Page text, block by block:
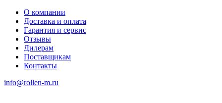
О компании
Доставка и оплата
Гарантия и сервис
Отзывы
Дилерам
Поставщикам
Контакты
info@rollen-m.ru